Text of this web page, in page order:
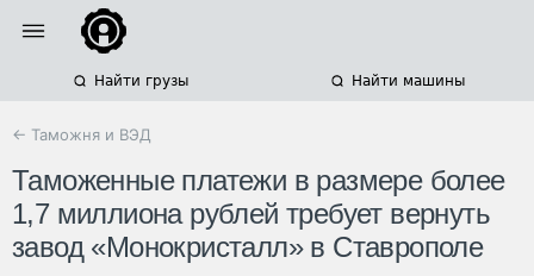
Найти грузы Найти машины
← Таможня и ВЭД
Таможенные платежи в размере более
1,7 миллиона рублей требует вернуть
завод «Монокристалл» в Ставрополе